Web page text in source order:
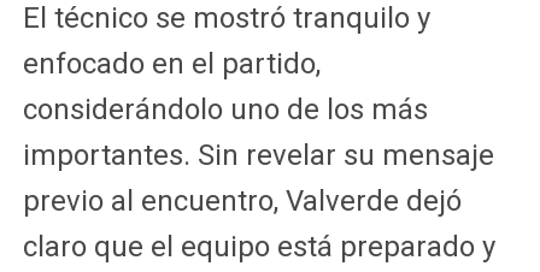
El técnico se mostró tranquilo y
enfocado en el partido,
considerándolo uno de los más
importantes. Sin revelar su mensaje
previo al encuentro, Valverde dejó
claro que el equipo está preparado y